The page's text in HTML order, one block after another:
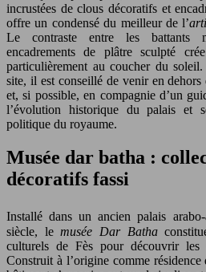
incrustées de clous décoratifs et
offre un condensé du meilleur de l’
Le contraste entre les battants
encadrements de plâtre sculpté
particulièrement au coucher du
site, il est conseillé de venir en
et, si possible, en compagnie d’un
l’évolution historique du palais et
politique du royaume.
Musée dar batha :
décoratifs fassi
Installé dans un ancien palais
siècle, lemusée Dar Batha
culturels de Fès pour découvrir les
Construit à l’origine comme résidence